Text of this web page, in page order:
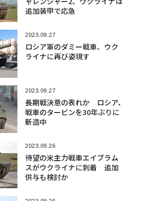
追加装甲で応急
2023.09.27
ロシア軍のダミー戦車、ウク
ライナに再び姿現す
2023.09.27
長期戦決意の表れか ロシア、
戦車のタービンを30年ぶりに
新造中
2023.09.26
待望の米主力戦車エイブラム
スがウクライナに到着 追加
供与も検討か